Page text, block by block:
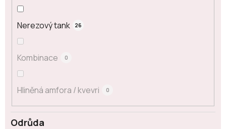
Odrůda
Nerezový tank 26
Kombinace 0
Hliněná amfora / kvevri 0